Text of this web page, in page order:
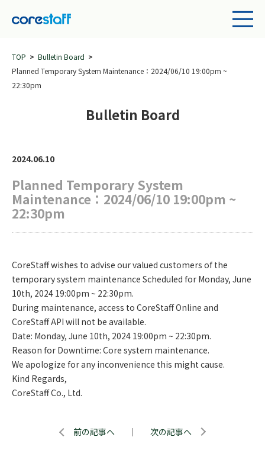
TOP
Bulletin Board
Planned Temporary System Maintenance：2024/06/10 19:00pm ~
22:30pm
Bulletin Board
2024.06.10
Planned Temporary System
Maintenance：2024/06/10 19:00pm ~
22:30pm
CoreStaff wishes to advise our valued customers of the
temporary system maintenance Scheduled for Monday, June
10th, 2024 19:00pm ~ 22:30pm.
During maintenance, access to CoreStaff Online and
CoreStaff API will not be available.
Date: Monday, June 10th, 2024 19:00pm ~ 22:30pm.
Reason for Downtime: Core system maintenance.
We apologize for any inconvenience this might cause.
Kind Regards,
CoreStaff Co., Ltd.
前の記事へ ｜ 次の記事へ